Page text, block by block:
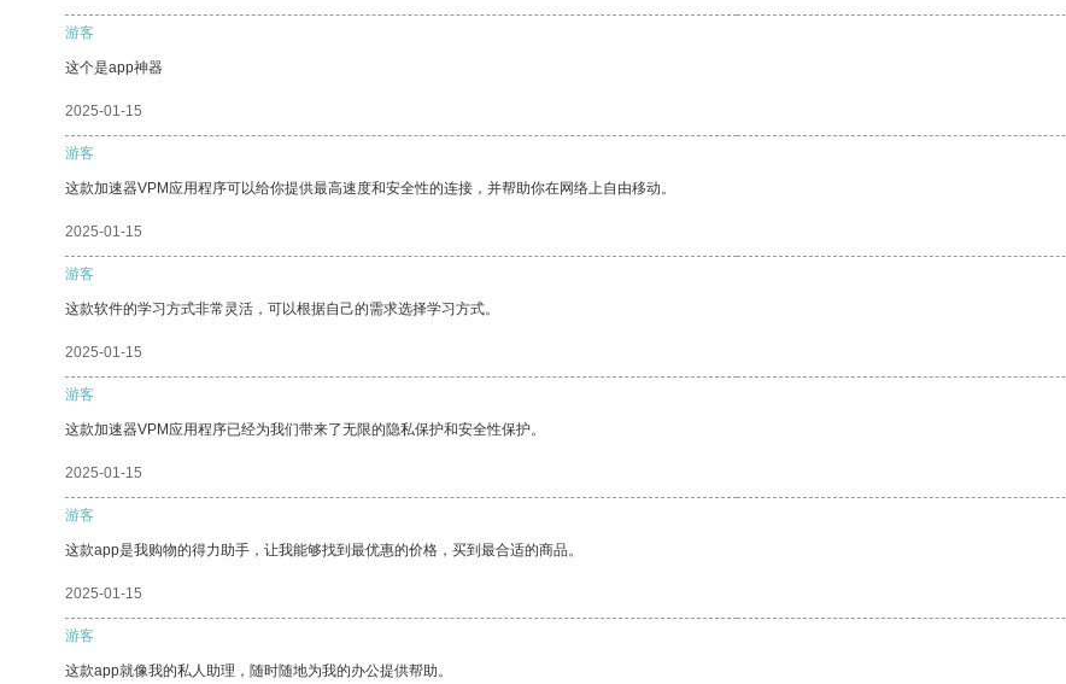
游客
这个是app神器
2025-01-15
游客
这款加速器VPM应用程序可以给你提供最高速度和安全性的连接，并帮助你在网络上自由移动。
2025-01-15
游客
这款软件的学习方式非常灵活，可以根据自己的需求选择学习方式。
2025-01-15
游客
这款加速器VPM应用程序已经为我们带来了无限的隐私保护和安全性保护。
2025-01-15
游客
这款app是我购物的得力助手，让我能够找到最优惠的价格，买到最合适的商品。
2025-01-15
游客
这款app就像我的私人助理，随时随地为我的办公提供帮助。